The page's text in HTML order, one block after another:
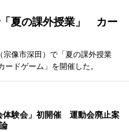
夏の課外授業」 カー
像市深田）で「夏の課外授業
ドゲーム」を開催した。
体験会」初開催 運動会廃止案